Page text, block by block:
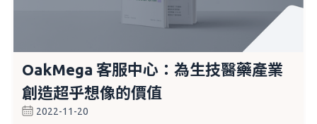
OakMega 客服中心：為生技醫藥產業
創造超乎想像的價值
2022-11-20